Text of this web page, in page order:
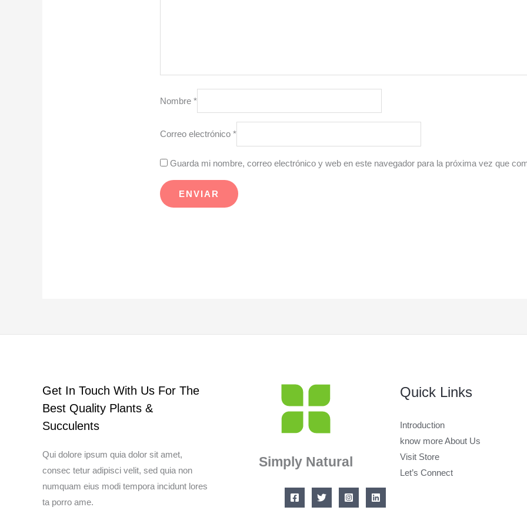
Nombre*
Correo electrónico*
Guarda mi nombre, correo electrónico y web en este navegador para la próxima vez que
Get In Touch With Us For The
Best Quality Plants &
Succulents
Qui dolore ipsum quia dolor sit amet,
consec tetur adipisci velit, sed quia non
numquam eius modi tempora incidunt lores
ta porro ame.
Simply Natural
Quick Links
Introduction
know more About Us
Visit Store
Let’s Connect